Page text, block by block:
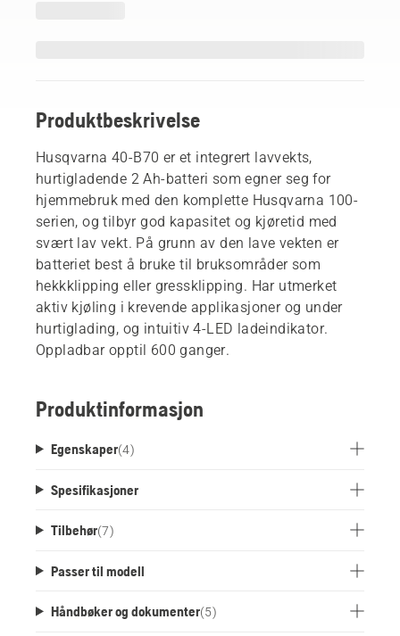
Produktbeskrivelse
Husqvarna 40-B70 er et integrert lavvekts,
hurtigladende 2 Ah-batteri som egner seg for
hjemmebruk med den komplette Husqvarna 100-
serien, og tilbyr god kapasitet og kjøretid med
svært lav vekt. På grunn av den lave vekten er
batteriet best å bruke til bruksområder som
hekkklipping eller gressklipping. Har utmerket
aktiv kjøling i krevende applikasjoner og under
hurtiglading, og intuitiv 4-LED ladeindikator.
Oppladbar opptil 600 ganger.
Produktinformasjon
Egenskaper(4)
Spesifikasjoner
Tilbehør(7)
Passer til modell
Håndbøker og dokumenter(5)